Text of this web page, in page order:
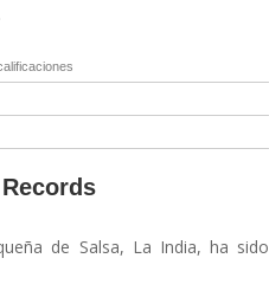
de Salsa, La India, ha sido